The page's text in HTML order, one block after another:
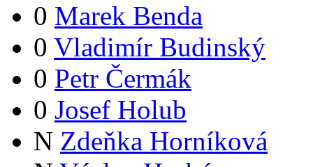
0 Marek Benda
0 Vladimír Budinský
0 Petr Čermák
0 Josef Holub
N Zdeňka Horníková